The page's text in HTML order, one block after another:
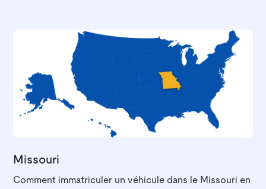
Missouri
Comment immatriculer un véhicule dans le Missouri en